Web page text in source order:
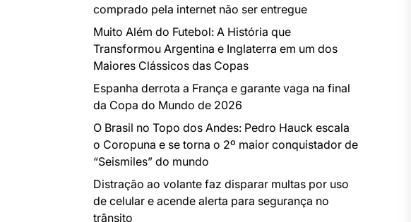
comprado pela internet não ser entregue
Muito Além do Futebol: A História que
Transformou Argentina e Inglaterra em um dos
Maiores Clássicos das Copas
Espanha derrota a França e garante vaga na final
da Copa do Mundo de 2026
O Brasil no Topo dos Andes: Pedro Hauck escala
o Coropuna e se torna o 2º maior conquistador de
“Seismiles” do mundo
Distração ao volante faz disparar multas por uso
de celular e acende alerta para segurança no
trânsito